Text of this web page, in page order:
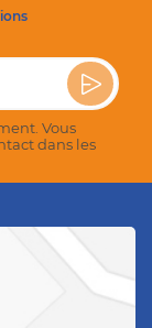
Vous
dans les